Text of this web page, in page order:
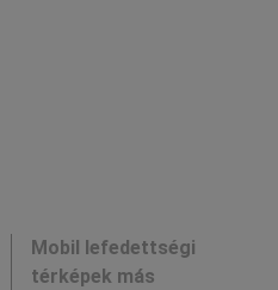
Mobil lefedettségi
térképek más